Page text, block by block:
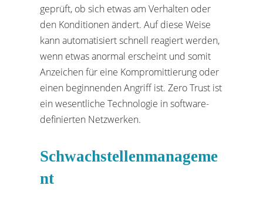
geprüft, ob sich etwas am Verhalten oder
den Konditionen ändert. Auf diese Weise
kann automatisiert schnell reagiert werden,
wenn etwas anormal erscheint und somit
Anzeichen für eine Kompromittierung oder
einen beginnenden Angriff ist. Zero Trust ist
ein wesentliche Technologie in software-
definierten Netzwerken.
Schwachstellenmanageme
nt